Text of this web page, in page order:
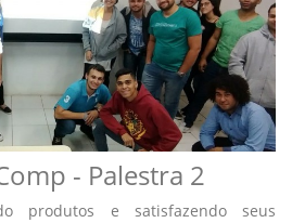
- Palestra 2
produtos e satisfazendo seus